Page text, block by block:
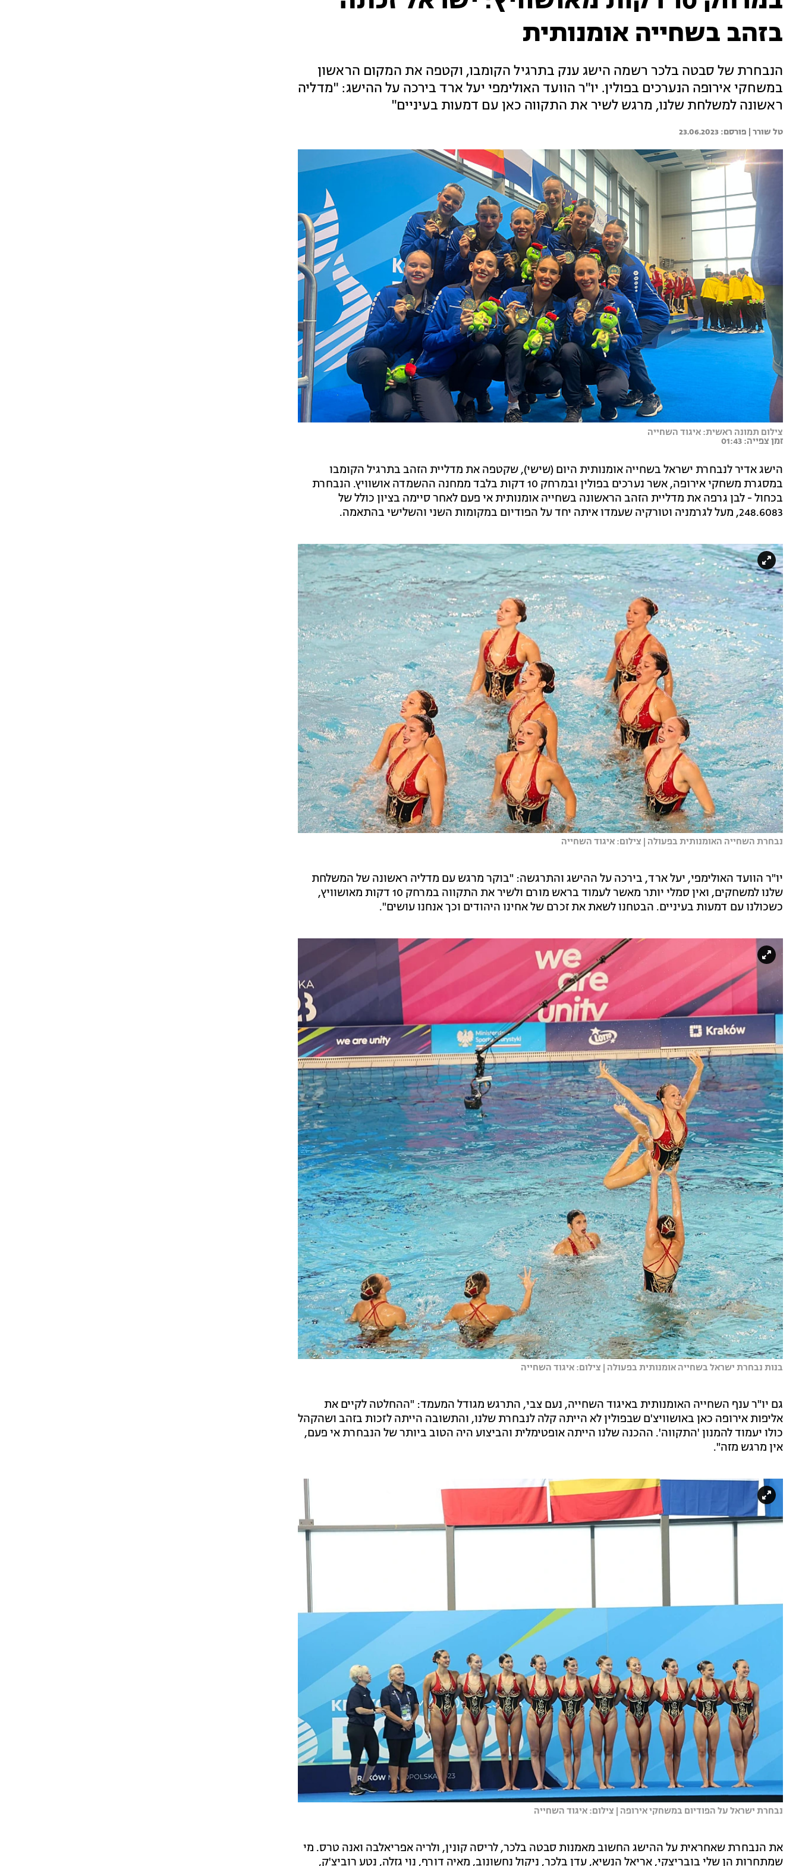
בזהב בשחייה אומנותית
הנבחרת של סבטה בלכר רשמה הישג ענק בתרגיל הקומבו, וקטפה את המקום הראשון
במשחקי אירופה הנערכים בפולין. יו"ר הוועד האולימפי יעל ארד בירכה על ההישג: "מדליה
ראשונה למשלחת שלנו, מרגש לשיר את התקווה כאן עם דמעות בעיניים"
טל שורר | 23.06.2023
צילום תמונה ראשית: איגוד השחייה
זמן צפייה: 01:43
הישג אדיר לנבחרת ישראל בשחייה אומנותית היום (שישי), שקטפה את מדליית הזהב בתרגיל הקומבו
במסגרת משחקי אירופה, אשר נערכים בפולין ובמרחק 10 דקות בלבד ממחנה ההשמדה אושוויץ. הנבחרת
בכחול - לבן גרפה את מדליית הזהב הראשונה בשחייה אומנותית אי פעם לאחר סיימה בציון כולל של
248.6083, מעל לגרמניה וטורקיה שעמדו איתה יחד על הפודיום במקומות השני והשלישי בהתאמה.
נבחרת השחייה האומנותית בפעולה | צילום: איגוד השחייה
יו"ר הוועד האולימפי, יעל ארד, בירכה על ההישג והתרגשה: "בוקר מרגש עם מדליה ראשונה של המשלחת
שלנו למשחקים, ואין סמלי יותר מאשר לעמוד בראש מורם ולשיר את התקווה במרחק 10 דקות מאושוויץ,
כשכולנו עם דמעות בעיניים. הבטחנו לשאת את זכרם של אחינו היהודים וכך אנחנו עושים".
בנות נבחרת ישראל בשחייה אומנותית בפעולה | צילום: איגוד השחייה
גם יו"ר ענף השחייה האומנותית באיגוד השחייה, נעם צבי, התרגש מגודל המעמד: "ההחלטה לקיים את
אליפות אירופה כאן באושוויצ'ם שבפולין לא הייתה קלה לנבחרת שלנו, והתשובה הייתה לזכות בזהב ושהקהל
כולו יעמוד להמנון 'התקווה'. ההכנה שלנו הייתה אופטימלית והביצוע היה הטוב ביותר של הנבחרת אי פעם,
אין מרגש מזה".
נבחרת ישראל על הפודיום במשחקי אירופה | צילום: איגוד השחייה
את הנבחרת שאחראית על ההישג החשוב מאמנות סבטה בלכר, לריסה קונין, ולריה אפריאלבה ואנה טרס. מי
שמתחרות הן שלי בובריצקי, אריאל הנשיא, עדן בלכר, ניקול נחשונוב, מאיה דורף, נוי גזלה, נטע רוביצ'ק,